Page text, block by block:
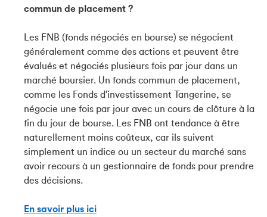
commun de placement ?
Les FNB (fonds négociés en bourse) se négocient
généralement comme des actions et peuvent être
évalués et négociés plusieurs fois par jour dans un
marché boursier. Un fonds commun de placement,
comme les Fonds d'investissement Tangerine, se
négocie une fois par jour avec un cours de clôture à la
fin du jour de bourse. Les FNB ont tendance à être
naturellement moins coûteux, car ils suivent
simplement un indice ou un secteur du marché sans
avoir recours à un gestionnaire de fonds pour prendre
des décisions.
En savoir plus ici